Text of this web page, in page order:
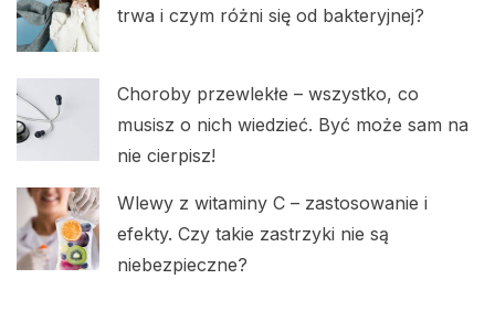
trwa i czym różni się od bakteryjnej?
Choroby przewlekłe – wszystko, co
musisz o nich wiedzieć. Być może sam na
nie cierpisz!
Wlewy z witaminy C – zastosowanie i
efekty. Czy takie zastrzyki nie są
niebezpieczne?